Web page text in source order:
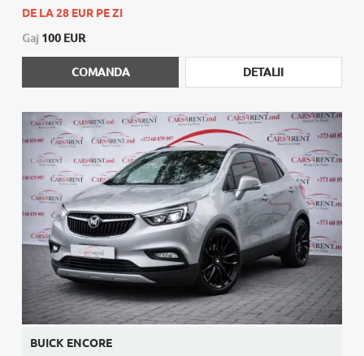
DE LA 28 EUR PE ZI
Gaj 100 EUR
COMANDA DETALII
BUICK ENCORE